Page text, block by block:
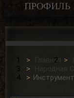
ПРОФИЛЬ
Главная
Народная